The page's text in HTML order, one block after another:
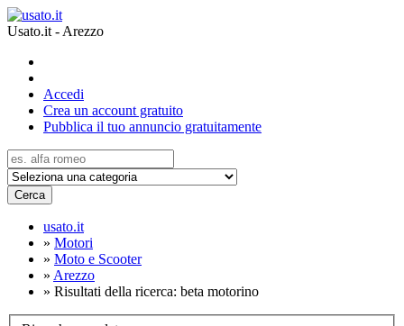
Usato.it - Arezzo
Accedi
Crea un account gratuito
Pubblica il tuo annuncio gratuitamente
Cerca
usato.it
» Motori
» Moto e Scooter
» Arezzo
» Risultati della ricerca: beta motorino